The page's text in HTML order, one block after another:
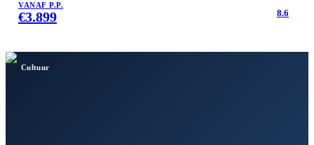
VANAF P.P.
€3.899 8.6
Cultuur